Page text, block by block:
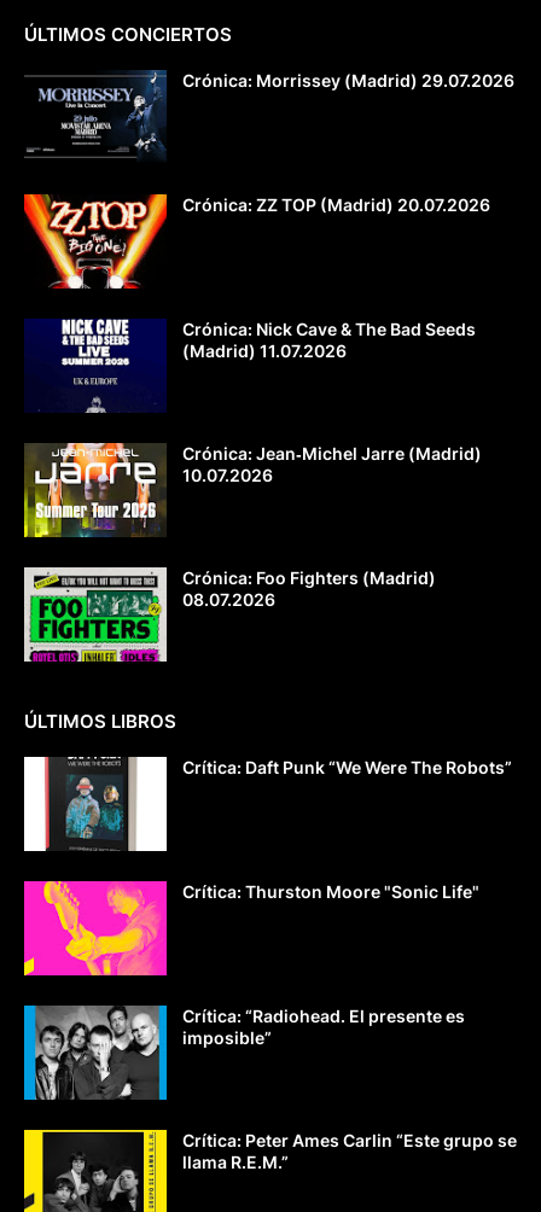
ÚLTIMOS CONCIERTOS
Crónica: Morrissey (Madrid) 29.07.2026
Crónica: ZZ TOP (Madrid) 20.07.2026
Crónica: Nick Cave & The Bad Seeds
(Madrid) 11.07.2026
Crónica: Jean‐Michel Jarre (Madrid)
10.07.2026
Crónica: Foo Fighters (Madrid)
08.07.2026
ÚLTIMOS LIBROS
Crítica: Daft Punk “We Were The Robots”
Crítica: Thurston Moore "Sonic Life"
Crítica: “Radiohead. El presente es
imposible”
Crítica: Peter Ames Carlin “Este grupo se
llama R.E.M.”